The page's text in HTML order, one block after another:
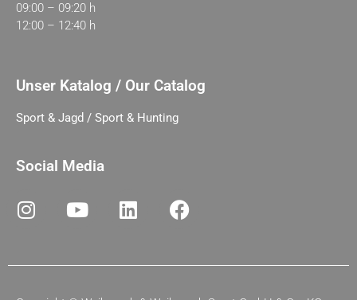
09:00 – 09:20 h
12:00 – 12:40 h
Unser Katalog / Our Catalog
Sport & Jagd / Sport & Hunting
Social Media